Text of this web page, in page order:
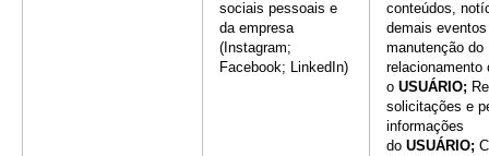
sociais pessoais e
da empresa
(Instagram;
Facebook; LinkedIn)
conteúdos,
demais eventos
manutenção do
relacionamento
o USUÁRIO;
solicitações e
informações
do USUÁRIO;